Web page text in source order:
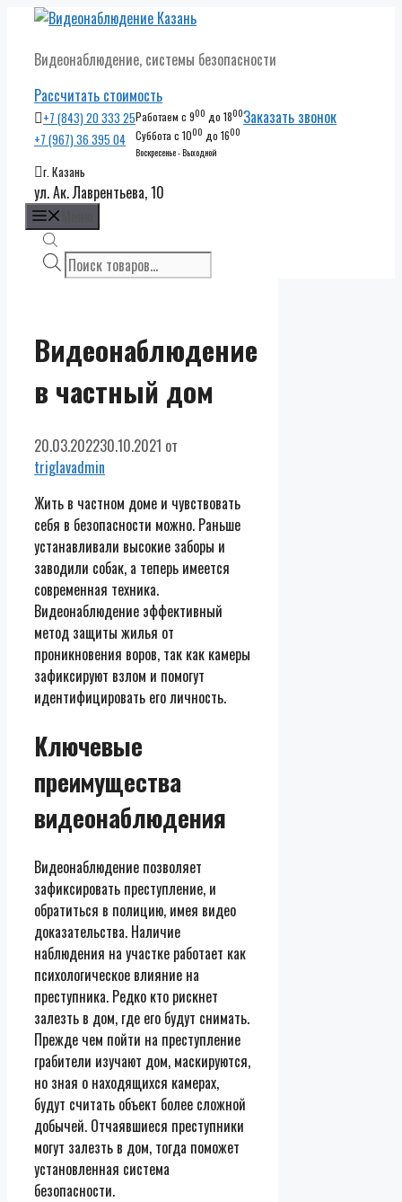
Перейти
содержимому
Видеонаблюдение, системы безопасности
Рассчитать стоимость
+7 (843) 20 333 25
+7 (967) 36 395 04
Работаем с 900 до 1800
Суббота с 1000 до 1600
Воскресенье - Выходной
Заказать звонок
г. Казань
ул. Ак. Лаврентьева, 10
Поиск
товаров
Видеонаблюдение
в частный дом
20.03.202230.10.2021 от
triglavadmin
Жить в частном доме и чувствовать
себя в безопасности можно. Раньше
устанавливали высокие заборы и
заводили собак, а теперь имеется
современная техника.
Видеонаблюдение эффективный
метод защиты жилья от
проникновения воров, так как камеры
зафиксируют взлом и помогут
идентифицировать его личность.
Ключевые
преимущества
видеонаблюдения
Видеонаблюдение позволяет
зафиксировать преступление, и
обратиться в полицию, имея видео
доказательства. Наличие
наблюдения на участке работает как
психологическое влияние на
преступника. Редко кто рискнет
залезть в дом, где его будут снимать.
Прежде чем пойти на преступление
грабители изучают дом, маскируются,
но зная о находящихся камерах,
будут считать объект более сложной
добычей. Отчаявшиеся преступники
могут залезть в дом, тогда поможет
установленная система
безопасности.